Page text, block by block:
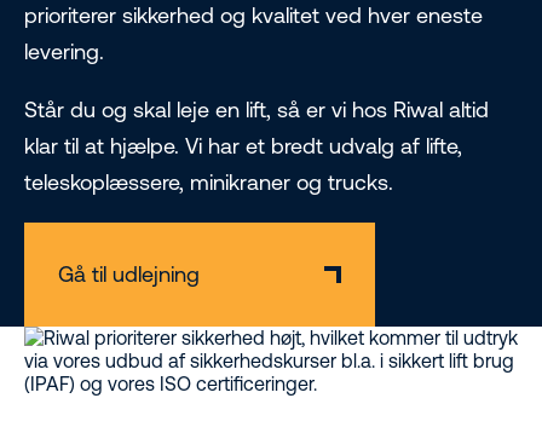
prioriterer sikkerhed og kvalitet ved hver eneste
levering.
Står du og skal leje en lift, så er vi hos Riwal altid
klar til at hjælpe. Vi har et bredt udvalg af lifte,
teleskoplæssere, minikraner og trucks.
Gå til udlejning